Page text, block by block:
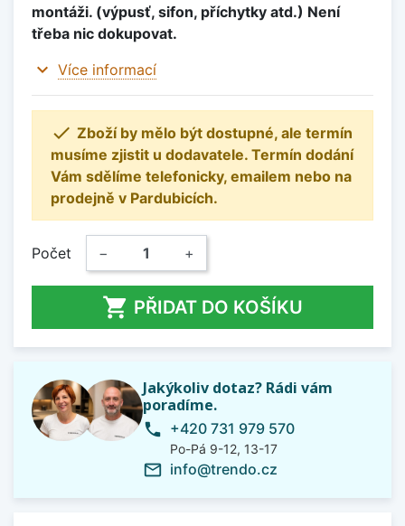
montáži. (výpusť, sifon, příchytky atd.) Není
třeba nic dokupovat.
expand_more Více informací
 Zboží by mělo být dostupné, ale termín
musíme zjistit u dodavatele. Termín dodání
Vám sdělíme telefonicky, emailem nebo na
prodejně v Pardubicích.
Počet − +
 PŘIDAT DO KOŠÍKU
Jakýkoliv dotaz? Rádi vám
poradíme.
phone +420 731 979 570
Po-Pá 9-12, 13-17
mail_outline info@trendo.cz